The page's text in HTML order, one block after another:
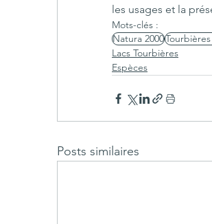
les usages et la
Mots-clés :
Natura 2000
Lacs Tourbières
Espèces
Posts similaires